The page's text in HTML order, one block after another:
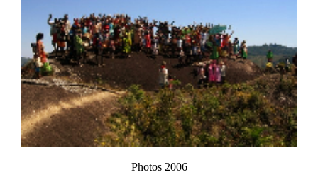
Photos 2006